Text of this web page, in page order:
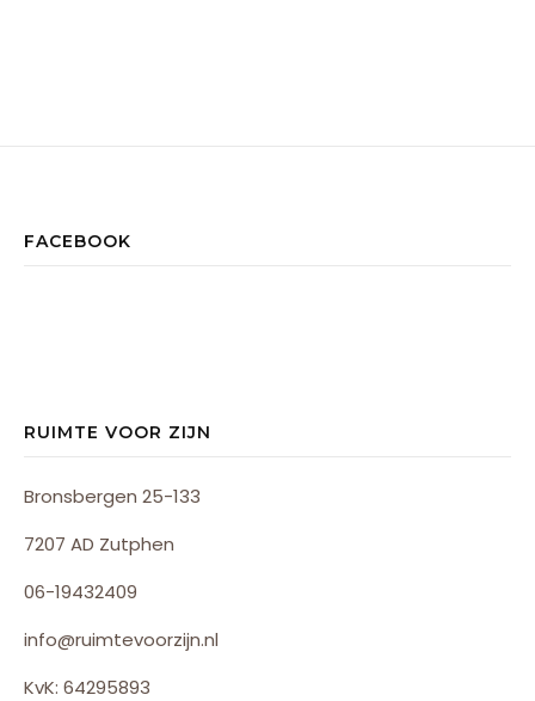
FACEBOOK
RUIMTE VOOR ZIJN
Bronsbergen 25-133
7207 AD Zutphen
06-19432409
info@ruimtevoorzijn.nl
KvK: 64295893